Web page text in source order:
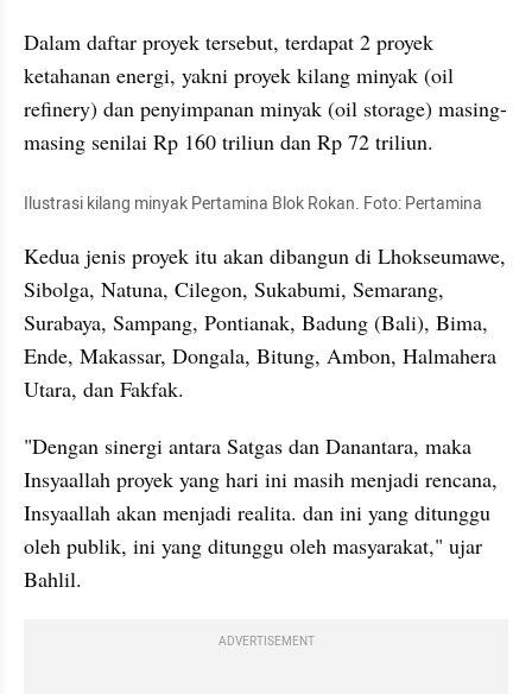
Dalam daftar proyek tersebut, terdapat 2 proyek
ketahanan energi, yakni proyek kilang minyak (oil
refinery) dan penyimpanan minyak (oil storage) masing-
masing senilai Rp 160 triliun dan Rp 72 triliun.
Ilustrasi kilang minyak Pertamina Blok Rokan. Foto: Pertamina
Kedua jenis proyek itu akan dibangun di Lhokseumawe,
Sibolga, Natuna, Cilegon, Sukabumi, Semarang,
Surabaya, Sampang, Pontianak, Badung (Bali), Bima,
Ende, Makassar, Dongala, Bitung, Ambon, Halmahera
Utara, dan Fakfak.
"Dengan sinergi antara Satgas dan Danantara, maka
Insyaallah proyek yang hari ini masih menjadi rencana,
Insyaallah akan menjadi realita. dan ini yang ditunggu
oleh publik, ini yang ditunggu oleh masyarakat," ujar
Bahlil.
ADVERTISEMENT